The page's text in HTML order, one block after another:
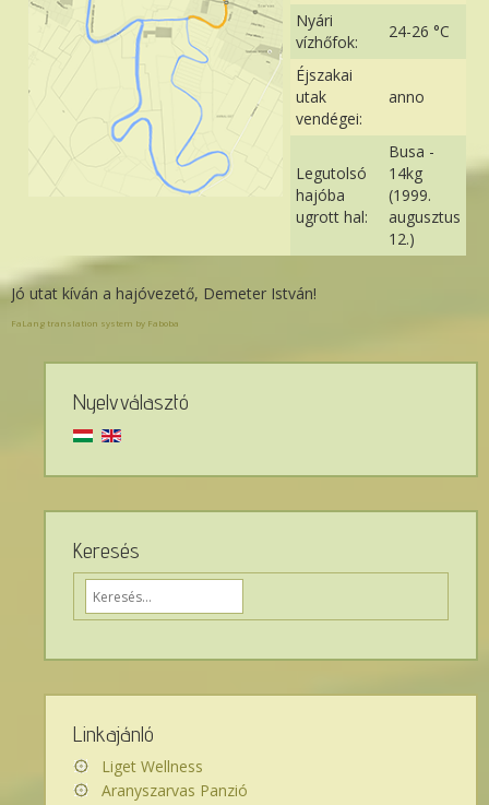
Nyári
vízhőfok:
24-26 °C
Éjszakai
utak
vendégei:
anno
Legutolsó
hajóba
ugrott hal:
Busa -
14kg
(1999.
augusztus
12.)
Jó utat kíván a hajóvezető, Demeter István!
FaLang translation system by Faboba
Nyelvválasztó
Keresés
Ide
írja,
keres
oldalon...
Linkajánló
Liget Wellness
Aranyszarvas Panzió